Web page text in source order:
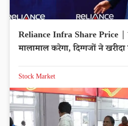
Reliance Infra Share Price |
मालामाल करेगा, दिग्गजों ने
Stock Market